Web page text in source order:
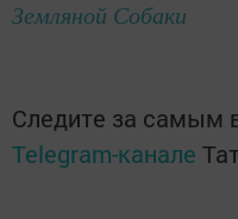
Земляной Собаки
Следите за самым
Telegram-канале